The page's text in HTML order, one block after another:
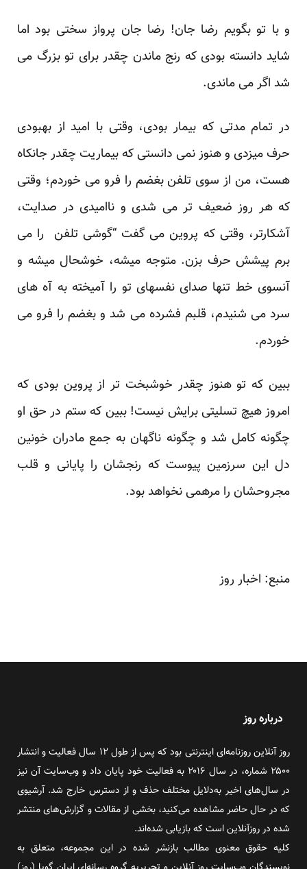
و با تو بگویم رضا جان! رضا جان پرواز سختی بود اما
شاید دانسته بودی که رنج ماندن چقدر برای تو بزرگ می
شد اگر می ماندی.
در تمام مدتی که بیمار بودی، وقتی با امید از بهبودی
حرف میزدی و هنوز نمی دانستی که بیماریت چقدر جانکاه
هست، من از سوی تلفن بغضم را فرو می خوردم؛ وقتی
که هر روز ضعیف تر می شدی و ناامیدی در صدایت،
آشکارتر، وقتی که پروین می گفت “گوشی تلفن را می
برم پیشش حرف بزن. متوجه میشه، خوشحال میشه و
آنسوی خط تنها صدای نفسهای تو را آمیخته به آه های
سرد می شنیدم، قلبم فشرده می شد و بغضم را فرو می
خوردم.
ببین که تو هنوز چقدر خوشبخت تر از پروین بودی که
امروز هیچ تسلیتی برایش نیست! ببین که ستم در حق او
چگونه کامل شد و چگونه ناگهان به جمع مادران خونین
دل این سرزمین پیوست که رنجشان را پایانی و قلب
مجروحشان را مرهمی نخواهد بود.
منبع: اخبار روز
درباره روز
روز آنلاین روزنامه‌ای اینترنتی بود که پس از طول ۱۲ سال فعالیت و انتشار
۲۵۰۰ شماره، در سال ۲۰۱۶ به فعالیت خود پایان داد و وب‌سایت آن نیز
در سال‌های اخیر به‌دلایل مختلف حذف و از دسترس خارج شد. آرشیوی
که در حال حاضر مشاهده می‌کنید، بخشی از مقالات و گزارش‌های منتشر
شده در روزآنلاین است که بازیابی شده‌اند.
کلیه حقوق معنوی مطالب بازنشر شده در این مجموعه، متعلق به